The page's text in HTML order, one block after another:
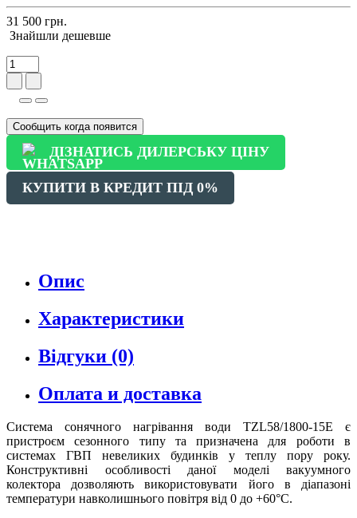
31 500 грн.
Знайшли дешевше
Сообщить когда появится
ДІЗНАТИСЬ ДИЛЕРСЬКУ ЦІНУ
КУПИТИ В КРЕДИТ ПІД 0%
Опис
Характеристики
Відгуки (0)
Оплата и доставка
Система сонячного нагрівання води TZL58/1800-15E є
пристроєм сезонного типу та призначена для роботи в
системах ГВП невеликих будинків у теплу пору року.
Конструктивні особливості даної моделі вакуумного
колектора дозволяють використовувати його в діапазоні
температури навколишнього повітря від 0 до +60°С.